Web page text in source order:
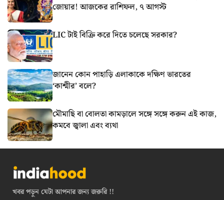
জোয়ার! আজকের রাশিফল, ৭ আগস্ট
LIC টাই বিক্রি করে দিতে চলেছে সরকার?
জানেন কোন পাহাড়ি এলাকাকে দক্ষিণ ভারতের
‘কাশ্মীর’ বলে?
মৌমাছি বা বোলতা কামড়ালে সঙ্গে সঙ্গে করুন এই কাজ,
কমবে জ্বালা এবং ব্যথা
খবর পড়ুন যেটা আপনার জন্য জরুরি !!